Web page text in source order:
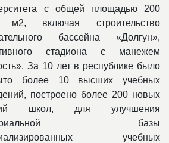
с общей площадью 200
м2, включая строительство
бассейна «Долгун»,
стадиона с манежем
За 10 лет в республике было
более 10 высших учебных
построено более 200 новых
школ, для улучшения
базы
учебных